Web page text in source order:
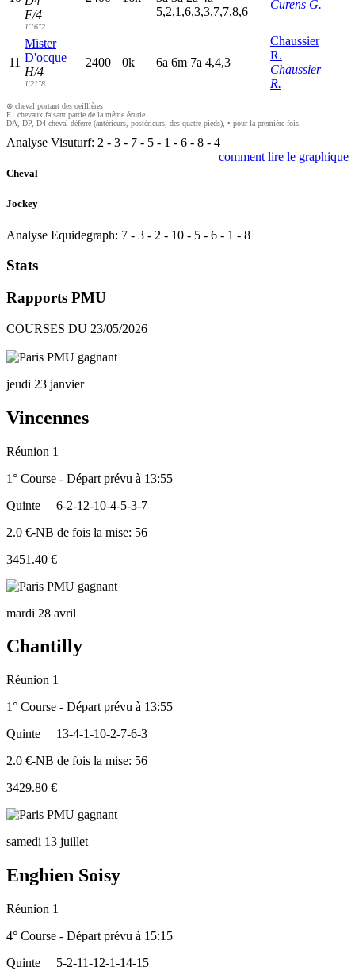
F/4
1'16"2
5,2,1,6,3,3,7,7,8,6
Curens G.
11
Mister
D'ocque
H/4
1'21"8
2400 0k 6a 6m 7a 4,4,3
Chaussier
R.
Chaussier
R.
⊗ cheval portant des oeilllères
E1 chevaux faisant partie de la même écurie
DA, DP, D4 cheval déferré (antérieurs, postérieurs, des quatre pieds), • pour la première fois.
Analyse Visuturf: 2 - 3 - 7 - 5 - 1 - 6 - 8 - 4
comment lire le graphique
Cheval
Jockey
Analyse Equidegraph: 7 - 3 - 2 - 10 - 5 - 6 - 1 - 8
Stats
Rapports PMU
COURSES DU 23/05/2026
jeudi 23 janvier
Vincennes
Réunion 1
1° Course - Départ prévu à 13:55
Quinte
6-2-12-10-4-5-3-7
2.0 €-NB de fois la mise: 56
3451.40 €
mardi 28 avril
Chantilly
Réunion 1
1° Course - Départ prévu à 13:55
Quinte
13-4-1-10-2-7-6-3
2.0 €-NB de fois la mise: 56
3429.80 €
samedi 13 juillet
Enghien Soisy
Réunion 1
4° Course - Départ prévu à 15:15
Quinte
5-2-11-12-1-14-15